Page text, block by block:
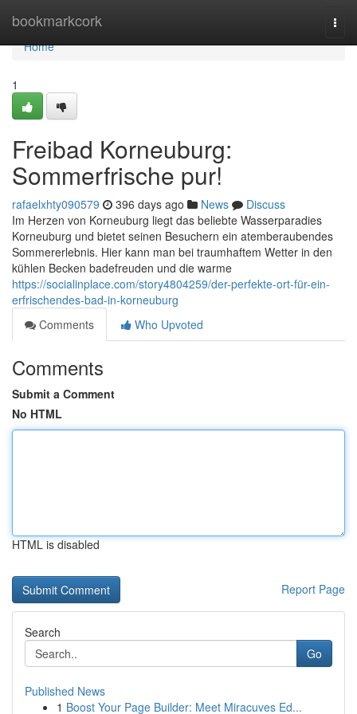
bookmarkcork
Home
Home
1
Freibad Korneuburg:
Sommerfrische pur!
rafaelxhty090579 396 days ago News
Discuss
Im Herzen von Korneuburg liegt das beliebte Wasserparadies
Korneuburg und bietet seinen Besuchern ein atemberaubendes
Sommererlebnis. Hier kann man bei traumhaftem Wetter in den
kühlen Becken badefreuden und die warme
https://socialinplace.com/story4804259/der-perfekte-ort-für-ein-
erfrischendes-bad-in-korneuburg
Comments
Who Upvoted
Comments
Submit a Comment
No HTML
HTML is disabled
Report Page
Search
Go
Published News
1 Boost Your Page Builder: Meet Miracuves Ed...